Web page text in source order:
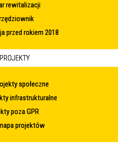
rewitalizacji
przed rokiem 2018
PROJEKTY
społeczne
infrastrukturalne
poza GPR
projektów